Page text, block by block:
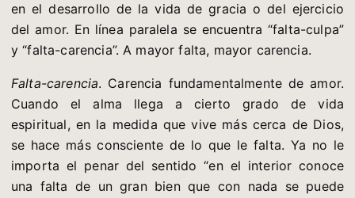
en el desarrollo de la vida de gracia o del ejercicio
del amor. En línea paralela se encuentra “falta-culpa”
y “falta-carencia”. A mayor falta, mayor carencia.
Falta-carencia. Carencia fundamentalmente de amor.
Cuando el alma llega a cierto grado de vida
espiritual, en la medida que vive más cerca de Dios,
se hace más consciente de lo que le falta. Ya no le
importa el penar del sentido “en el interior conoce
una falta de un gran bien que con nada se puede